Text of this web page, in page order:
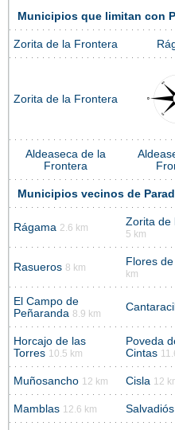
Municipios que limitan con
Zorita de la Frontera
Zorita de la Frontera
Aldeaseca de la
Frontera
Municipios vecinos de
Rágama 2.6 km Zorita de
5 km
Rasueros 8 km Flores
km
El Campo de
Peñaranda 8.9 km
Horcajo de las
Torres 10.5 km
Poveda
Cintas
Muñosancho 12 km Cisla 12
Mamblas 12.6 km Salvadiós